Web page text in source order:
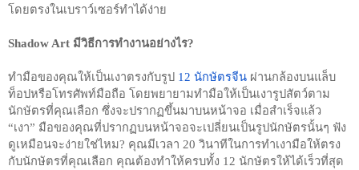
โดยตรงในเบราว์เซอร์ทำได้ง่าย
Shadow Art มีวิธีการทำงานอย่างไร?
ทำมือของคุณให้เป็นเงาตรงกับรูป 12 นักษัตรจีน ผ่านกล้องบนแล็บ
ท็อปหรือโทรศัพท์มือถือ โดยพยายามทำมือให้เป็นเงารูปสัตว์ตาม
นักษัตรที่คุณเลือก ซึ่งจะปรากฏขึ้นมาบนหน้าจอ เมื่อสำเร็จแล้ว
“เงา” มือของคุณที่ปรากฏบนหน้าจอจะเปลี่ยนเป็นรูปนักษัตรนั้นๆ ฟัง
ดูเหมือนจะง่ายใช่ไหม? คุณมีเวลา 20 วินาทีในการทำเงามือให้ตรง
กับนักษัตรที่คุณเลือก คุณต้องทำให้ครบทั้ง 12 นักษัตรให้ได้เร็วที่สุด